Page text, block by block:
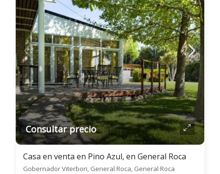
Consultar precio
Casa en venta en Pino Azul, en General Roca
Gobernador Viterbori, General Roca, General Roca